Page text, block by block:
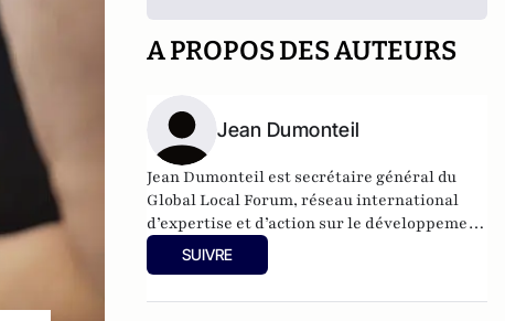
A PROPOS DES AUTEURS
Jean Dumonteil
Jean Dumonteil est secrétaire général du
Global Local Forum, réseau international
d’expertise et d’action sur le développement
territorial et le renforcement de l’action
publique locale. Ex-directeur de La Gazette
SUIVRE